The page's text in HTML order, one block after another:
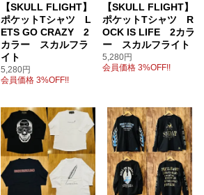
【SKULL FLIGHT】
ポケットTシャツ L
ETS GO CRAZY 2
カラー スカルフラ
イト
5,280円
会員価格 3%OFF!!
【SKULL FLIGHT】
ポケットTシャツ R
OCK IS LIFE 2カラ
ー スカルフライト
5,280円
会員価格 3%OFF!!